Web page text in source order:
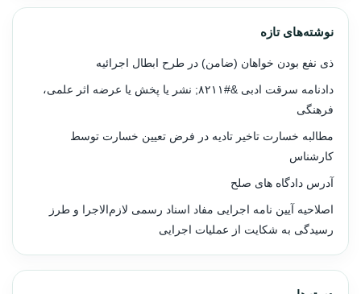
نوشته‌های تازه
ذی نفع بودن خواهان (ضامن) در طرح ابطال اجرائیه
دادنامه سرقت ادبی &#۸۲۱۱; نشر یا پخش یا عرضه اثر علمی،
فرهنگی
مطالبه خسارت تاخیر تادیه در فرض تعیین خسارت توسط
کارشناس
آدرس دادگاه های صلح
اصلاحیه آیین نامه اجرایی مفاد اسناد رسمی لازم‌الاجرا و طرز
رسیدگی به شکایت از عملیات اجرایی